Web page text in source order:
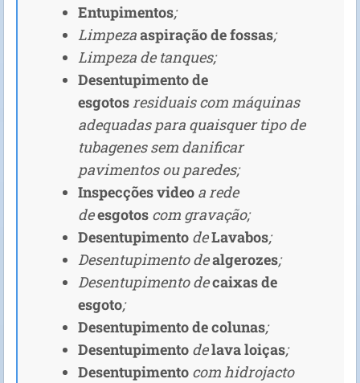
Entupimentos;
Limpezaaspiração de fossas;
Limpeza de tanques;
Desentupimento de
esgotos residuais com máquinas
adequadas para quaisquer tipo de
tubagenes sem danificar
pavimentos ou paredes;
Inspecções video a rede
deesgotos com gravação;
Desentupimento deLavabos;
Desentupimento dealgerozes;
Desentupimento decaixas de
esgoto;
Desentupimento de colunas;
Desentupimento delava loiças;
Desentupimento com hidrojacto